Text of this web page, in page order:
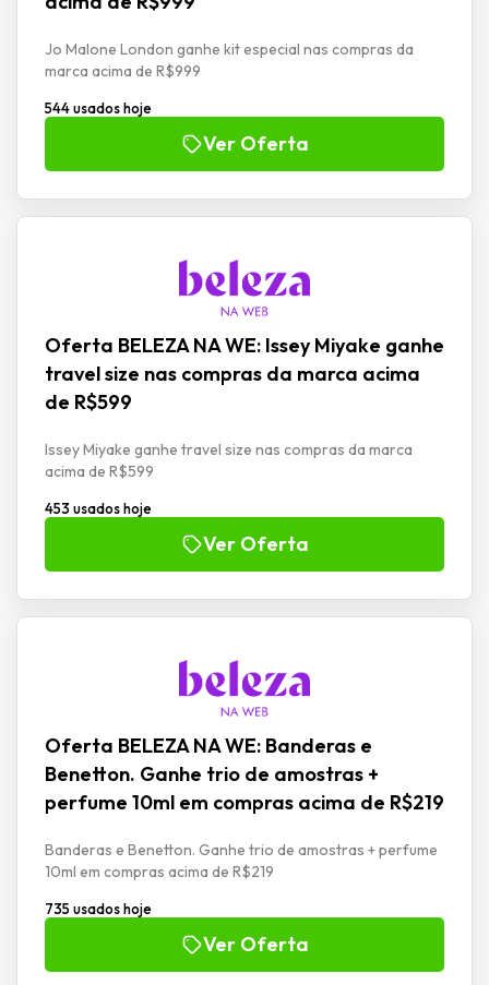
Jo Malone London ganhe kit especial nas compras da
marca acima de R$999
544 usados hoje
Ver Oferta
Oferta BELEZA NA WE: Issey Miyake ganhe
travel size nas compras da marca acima
de R$599
Issey Miyake ganhe travel size nas compras da marca
acima de R$599
453 usados hoje
Ver Oferta
Oferta BELEZA NA WE: Banderas e
Benetton. Ganhe trio de amostras +
perfume 10ml em compras acima de R$219
Banderas e Benetton. Ganhe trio de amostras + perfume
10ml em compras acima de R$219
735 usados hoje
Ver Oferta